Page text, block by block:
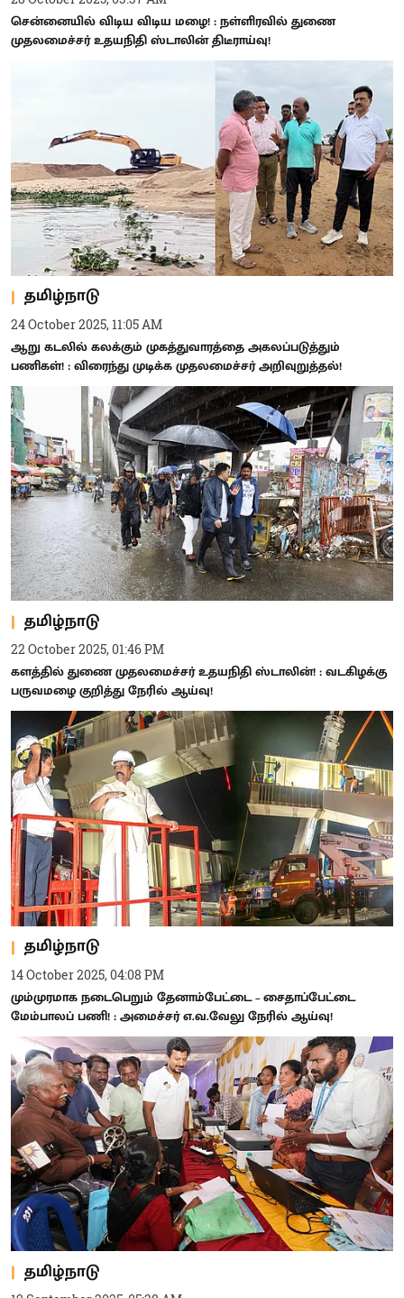
சென்னையில் விடிய விடிய மழை! : நள்ளிரவில் துணை
முதலமைச்சர் உதயநிதி ஸ்டாலின் திடீராய்வு!
தமிழ்நாடு
24 October 2025, 11:05 AM
ஆறு கடலில் கலக்கும் முகத்துவாரத்தை அகலப்படுத்தும்
பணிகள்! : விரைந்து முடிக்க முதலமைச்சர் அறிவுறுத்தல்!
தமிழ்நாடு
22 October 2025, 01:46 PM
களத்தில் துணை முதலமைச்சர் உதயநிதி ஸ்டாலின்! : வடகிழக்கு
பருவமழை குறித்து நேரில் ஆய்வு!
தமிழ்நாடு
14 October 2025, 04:08 PM
மும்முரமாக நடைபெறும் தேனாம்பேட்டை – சைதாப்பேட்டை
மேம்பாலப் பணி! : அமைச்சர் எ.வ.வேலு நேரில் ஆய்வு!
தமிழ்நாடு